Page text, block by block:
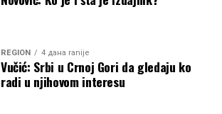
REGION 4 дана ranije
Vučić: Srbi u Crnoj Gori da gledaju ko
radi u njihovom interesu